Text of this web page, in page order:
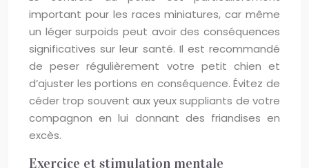
important pour les races miniatures, car même
un léger surpoids peut avoir des conséquences
significatives sur leur santé. Il est recommandé
de peser régulièrement votre petit chien et
d’ajuster les portions en conséquence. Évitez de
céder trop souvent aux yeux suppliants de votre
compagnon en lui donnant des friandises en
excès.
Exercice et stimulation mentale